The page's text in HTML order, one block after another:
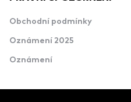
Obchodní podmínky
Oznámení 2025
Oznámení